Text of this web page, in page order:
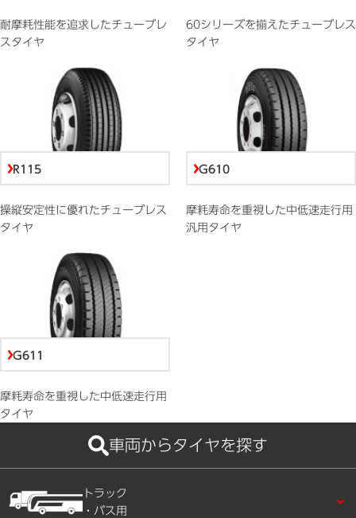
耐摩耗性能を追求したチューブレ
スタイヤ
60シリーズを揃えたチューブレス
タイヤ
R115
操縦安定性に優れたチューブレス
タイヤ
G610
摩耗寿命を重視した中低速走行用
汎用タイヤ
G611
摩耗寿命を重視した中低速走行用
タイヤ
車両からタイヤを探す
トラック
・バス用